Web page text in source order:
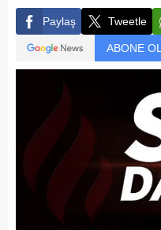
Paylaş Tweetle
ABONE OL